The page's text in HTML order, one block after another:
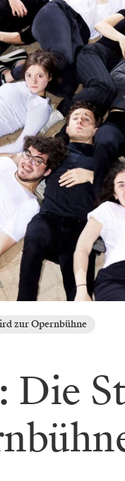
zur Opernbühne
Die